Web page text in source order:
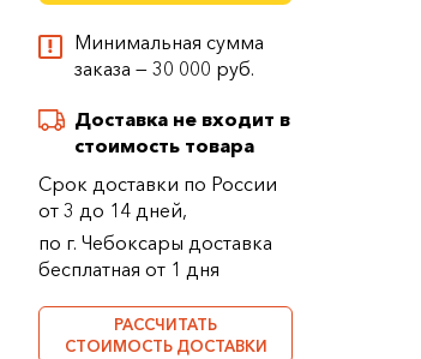
Минимальная сумма
заказа — 30 000 руб.
Доставка не входит в
стоимость товара
Срок доставки по России
от 3 до 14 дней,
по г. Чебоксары доставка
бесплатная от 1 дня
РАССЧИТАТЬ
СТОИМОСТЬ ДОСТАВКИ